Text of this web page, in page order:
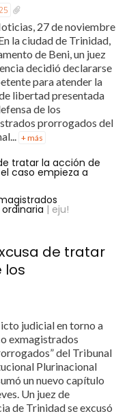
27 de noviembre
la ciudad de Trinidad,
de Beni, un juez
decidió declararse
para atender la
libertad presentada
de los
prorrogados del
+ más
tratar la acción de
caso empieza a
| eju!
de tratar
los
judicial en torno a
exmagistrados
del Tribunal
Plurinacional
un nuevo capítulo
Un juez de
de Trinidad se excusó